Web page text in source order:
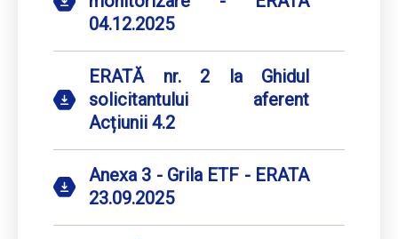
04.12.2025
ERATĂ nr. 2 la Ghidul
solicitantului aferent
Acțiunii 4.2
Anexa 3 - Grila ETF - ERATA
23.09.2025